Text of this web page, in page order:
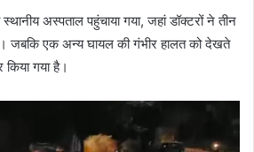
अस्पताल पहुंचाया गया, जहां डॉक्टरों ने तीन
जबकि एक अन्य घायल की गंभीर हालत को देखते
गया है।